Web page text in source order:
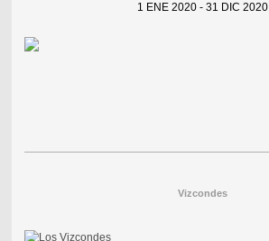
1 ENE 2020 - 31 DIC 2020
Vizcondes